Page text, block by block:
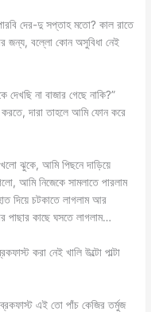
দের-দু সপ্তাহ মতো? কাল রাতে
জন্য, বল্লো কোন অসুবিধা নেই
না বাজার গেছে নাকি?”
করতে, দারা তাহলে আমি ফোন করে
ঝুকে, আমি পিছনে দাড়িয়ে
আমি নিজেকে সামলাতে পারলাম
দিয়ে চটকাতে লাগলাম আর
পাছার কাছে ঘসতে লাগলাম…
করা নেই খালি উল্টো পাল্টা
এই তো পাঁচ কেজির তর্মুজ